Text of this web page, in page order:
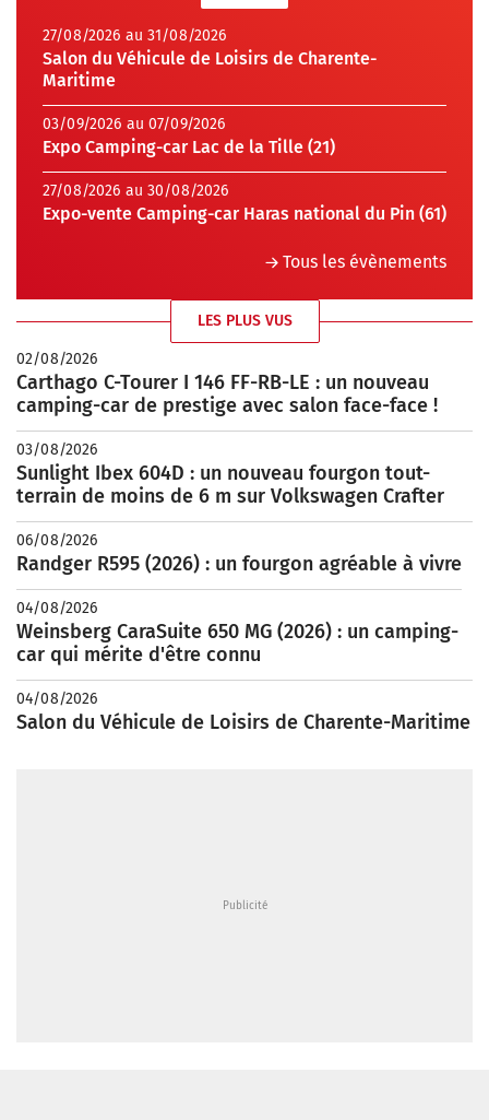
27/08/2026 au 31/08/2026
Salon du Véhicule de Loisirs de Charente-
Maritime
03/09/2026 au 07/09/2026
Expo Camping-car Lac de la Tille (21)
27/08/2026 au 30/08/2026
Expo-vente Camping-car Haras national du Pin (61)
Tous les évènements
LES PLUS VUS
02/08/2026
Carthago C-Tourer I 146 FF-RB-LE : un nouveau
camping-car de prestige avec salon face-face !
03/08/2026
Sunlight Ibex 604D : un nouveau fourgon tout-
terrain de moins de 6 m sur Volkswagen Crafter
06/08/2026
Randger R595 (2026) : un fourgon agréable à vivre
04/08/2026
Weinsberg CaraSuite 650 MG (2026) : un camping-
car qui mérite d'être connu
04/08/2026
Salon du Véhicule de Loisirs de Charente-Maritime